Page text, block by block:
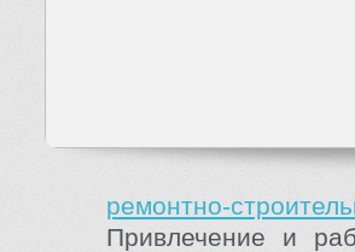
ремонтно-
Привлечение и